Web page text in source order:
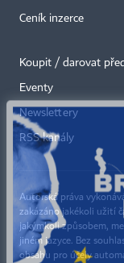
Ceník inzerce
Koupit / darovat
Eventy
Newslettery
RSS kanály
Autorská práva
zakázáno jakékoli užití
jakýmkoli způsobem,
jiném jazyce. Bez
obsahu pro účely